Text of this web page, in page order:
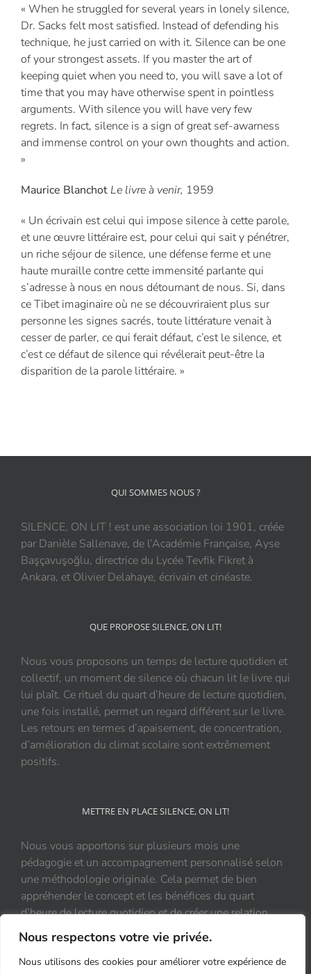
Nous respectons votre vie privée.
Nous utilisons des cookies pour améliorer votre expérience de
« When he struggled for several years in lonely silence,
Dr. Sacks felt most satisfied. Instead of defending his
technique, he just carried on with it. Silence can be one
of your strongest assets. If you master the art of
keeping quiet when you need to, you will save a lot of
time that you may have otherwise spent in pointless
arguments. With silence you will have very few
regrets. In fact, silence is a sign of great sef-awarness
and immense control on your own thoughts and action.
»
Maurice Blanchot Le livre à venir, 1959
« Un écrivain est celui qui impose silence à cette parole,
et une œuvre littéraire est, pour celui qui sait y pénétrer,
un riche séjour de silence, une défense ferme et une
haute muraille contre cette immensité parlante qui
s’adresse à nous en nous détournant de nous. Si, dans
ce Tibet imaginaire où ne se découvriraient plus sur
personne les signes sacrés, toute littérature venait à
cesser de parler, ce qui ferait défaut, c’est le silence, et
c’est ce défaut de silence qui révélerait peut-être la
disparition de la parole littéraire. »
QUI SOMMES NOUS ?
SILENCE, ON LIT ! est une association loi 1901, créée
par Danièle Sallenave, de l’Académie Française, Ayse
Başçavuşoğlu, directrice du Lycée Tevfik Fikret à
Ankara, et Olivier Delahaye, écrivain et cinéaste.
QUE PROPOSE SILENCE, ON LIT!
Nous vous proposons un temps de lecture quotidien et
collectif, un moment de silence où chacun lit le livre qui
lui plaît. Ce rituel du quart d’heure de lecture quotidien,
une fois installé, permet un regard différent sur le livre.
Les retours en termes d’apaisement, de concentration,
d’amélioration du climat scolaire sont extrêmement
positifs.
METTRE EN PLACE SILENCE, ON LIT!
Nous vous apportons sur plusieurs mois une
pédagogie et un accompagnement personnalisé selon
une méthodologie originale. Cela permet de bien
appréhender le concept et les bénéfices du quart
d’heure de lecture quotidien et de créer une relation
durable et positive au livre.